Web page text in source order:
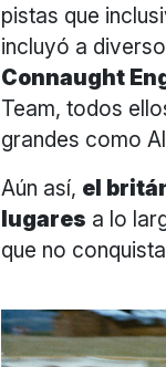
pistas que
incluyó a
Connaught
Team, todos
grandes como
Aún así, el
lugares a lo
que no